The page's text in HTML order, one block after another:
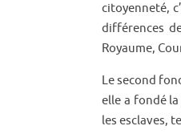
citoyenneté,
différences
Royaume,
Le second
elle a fondé
les esclaves,